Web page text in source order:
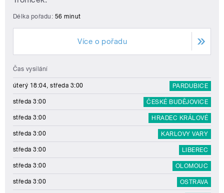
Délka pořadu: 56 minut
Více o pořadu
Čas vysílání
úterý 18:04, středa 3:00 PARDUBICE
středa 3:00 ČESKÉ BUDĚJOVICE
středa 3:00 HRADEC KRÁLOVÉ
středa 3:00 KARLOVY VARY
středa 3:00 LIBEREC
středa 3:00 OLOMOUC
středa 3:00 OSTRAVA